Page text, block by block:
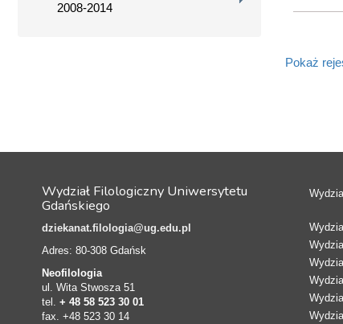
2008-2014
Pokaż
Wydział Filologiczny Uniwersytetu
Gdańskiego
dziekanat.filologia@ug.edu.pl
Adres: 80-308 Gdańsk
Neofilologia
ul. Wita Stwosza 51
tel. + 48 58 523 30 01
fax. +48 523 30 14